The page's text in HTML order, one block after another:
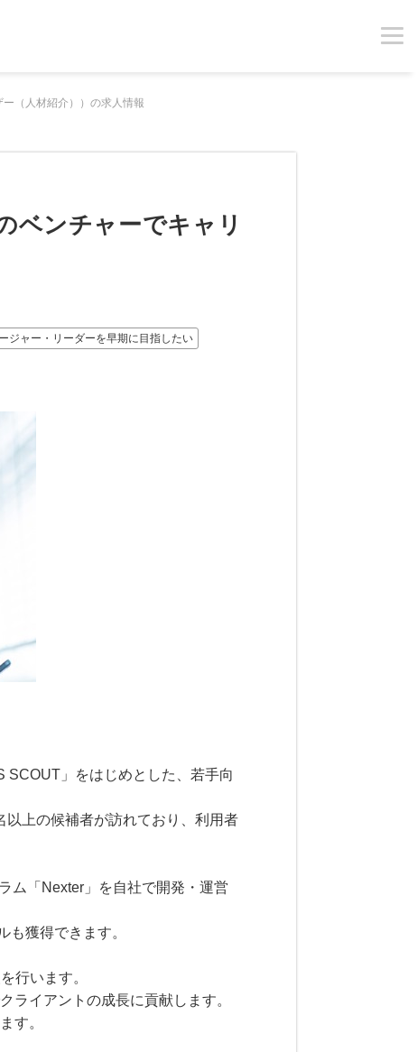
（人材紹介））の求人情報
ベンチャーでキャリ
ジャー・リーダーを早期に目指したい
SCOUT」をはじめとした、若手向
上の候補者が訪れており、利用者
ム「Nexter」を自社で開発・運営
獲得できます。
行います。
ライアントの成長に貢献します。
す。